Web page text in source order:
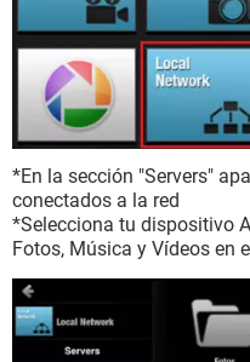
*En la sección "Servers"
conectados a la red
*Selecciona tu dispositivo
Fotos, Música y Vídeos en